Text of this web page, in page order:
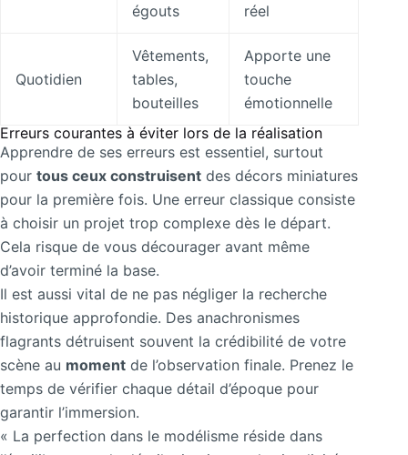
égouts
réel
Quotidien
Vêtements,
tables,
bouteilles
Apporte une
touche
émotionnelle
Erreurs courantes à éviter lors de la réalisation
Apprendre de ses erreurs est essentiel, surtout
pour tous ceux construisent des décors miniatures
pour la première fois. Une erreur classique consiste
à choisir un projet trop complexe dès le départ.
Cela risque de vous décourager avant même
d’avoir terminé la base.
Il est aussi vital de ne pas négliger la recherche
historique approfondie. Des anachronismes
flagrants détruisent souvent la crédibilité de votre
scène au moment de l’observation finale. Prenez le
temps de vérifier chaque détail d’époque pour
garantir l’immersion.
« La perfection dans le modélisme réside dans